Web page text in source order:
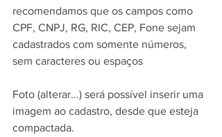
recomendamos que os campos como
CPF, CNPJ, RG, RIC, CEP, Fone sejam
cadastrados com somente números,
sem caracteres ou espaços
Foto (alterar...) será possível inserir uma
imagem ao cadastro, desde que esteja
compactada.